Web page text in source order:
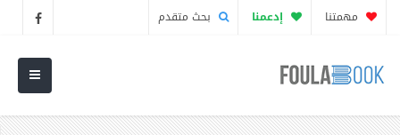
مهمتنا إدعمنا بحث متقدم